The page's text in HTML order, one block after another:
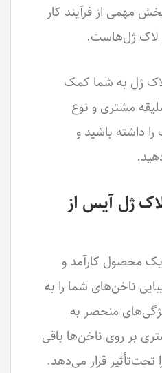
مهمی از فرآیند کار
لاک ژل‌هاست.
ژل به شما کمک
مشتری و نوع
داشته باشید و
ژل آیس از
محصول کارآمد و
ناخن‌های شما را به
منحصر به
بر روی ناخن‌ها باقی
تحت‌تأثیر قرار می‌دهد.